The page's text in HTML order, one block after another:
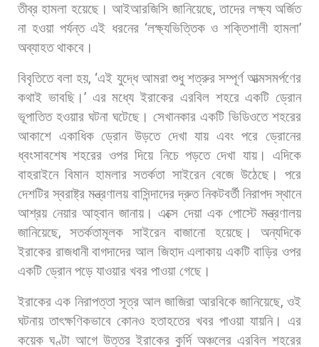
তীব্র হামলা হয়েছে। আইআরজিসি জানিয়েছে,তাদের লক্ষ্য অর্জিত
না হওয়া পর্যন্ত এই ধরনের‘লক্ষ্যভিত্তিক ও শক্তিশালী হামলা’
অব্যাহত থাকবে।
বিবৃতিতে বলা হয়, ‘এই যুদ্ধে আমরা শুধু শত্রুর সম্পূর্ণ আত্মসমর্পণের
কথাই ভাবছি।’ এর মধ্যে ইরাকের এরবিল শহরে একটি ড্রোন
ভূপাতিত হওয়ার ঘটনা ঘটেছে। সেখানকার একটি ভিডিওতে শহরের
আকাশে একাধিক ড্রোন উড়তে দেখা যায় এবং পরে ড্রোনের
ধ্বংসাবশেষ শহরের ওপর দিয়ে নিচে পড়তে দেখা যায়। এদিকে
বাহরাইনে বিমান হামলার সতর্কতা সাইরেন বেজে উঠেছে।
পরে
দেশটির স্বরাষ্ট্র মন্ত্রণালয় বাসিন্দাদের দ্রুত নিকটবর্তী নিরাপদ স্থানে
আশ্রয় নেয়ার আহ্বান জানায়। এক্সে দেয়া এক পোস্টে মন্ত্রণালয়
জানিয়েছে,সতর্কতামূলক সাইরেন বাজানো
হয়েছে। অন্যদিকে
ইরাকের রাজধানী বাগদাদের আল জিহাদ এলাকায় একটি বাড়ির ওপর
একটি ড্রোন পড়ে যাওয়ার খবর পাওয়া গেছে।
ইরাকের এক নিরাপত্তা সূত্র আল জাজিরা আরবিকে জানিয়েছে, ওই
ঘটনায় তাৎক্ষণিকভাবে কোনও হতাহতের খবর পাওয়া যায়নি। এর
কয়েক ঘণ্টা আগে উত্তর ইরাকের কুর্দি অঞ্চলের এরবিল শহরের